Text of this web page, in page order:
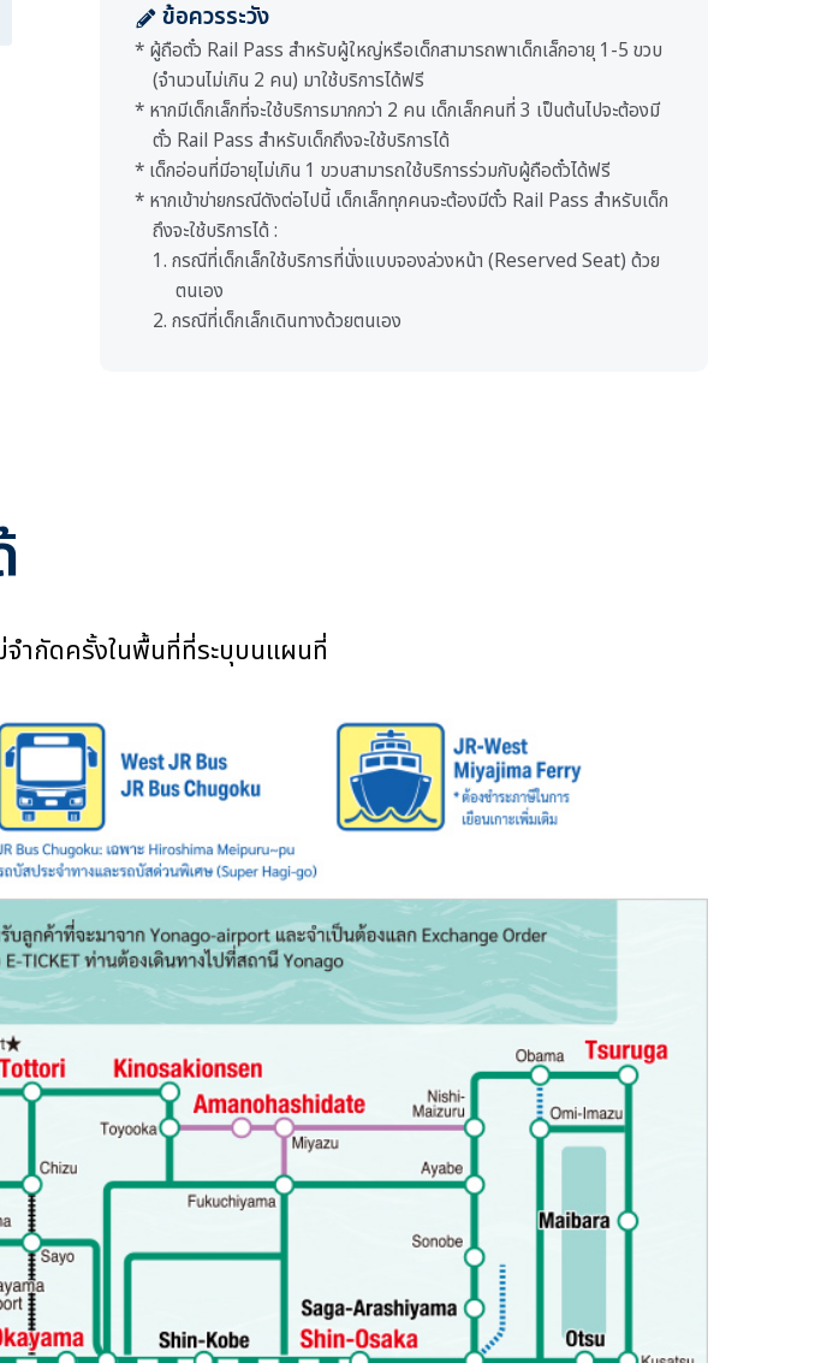
ข้อควรระวัง
* ผู้ถือตั๋ว Rail Pass สำหรับผู้ใหญ่หรือเด็กสามารถพาเด็กเล็กอายุ 1-5 ขวบ
(จำนวนไม่เกิน 2 คน) มาใช้บริการได้ฟรี
* หากมีเด็กเล็กที่จะใช้บริการมากกว่า 2 คน เด็กเล็กคนที่ 3 เป็นต้นไปจะต้องมี
ตั๋ว Rail Pass สำหรับเด็กถึงจะใช้บริการได้
* เด็กอ่อนที่มีอายุไม่เกิน 1 ขวบสามารถใช้บริการร่วมกับผู้ถือตั๋วได้ฟรี
* หากเข้าข่ายกรณีดังต่อไปนี้ เด็กเล็กทุกคนจะต้องมีตั๋ว Rail Pass สำหรับเด็ก
ถึงจะใช้บริการได้ :
1. กรณีที่เด็กเล็กใช้บริการที่นั่งแบบจองล่วงหน้า (Reserved Seat) ด้วย
ตนเอง
2. กรณีที่เด็กเล็กเดินทางด้วยตนเอง
จำกัดครั้งในพื้นที่ที่ระบุบนแผนที่